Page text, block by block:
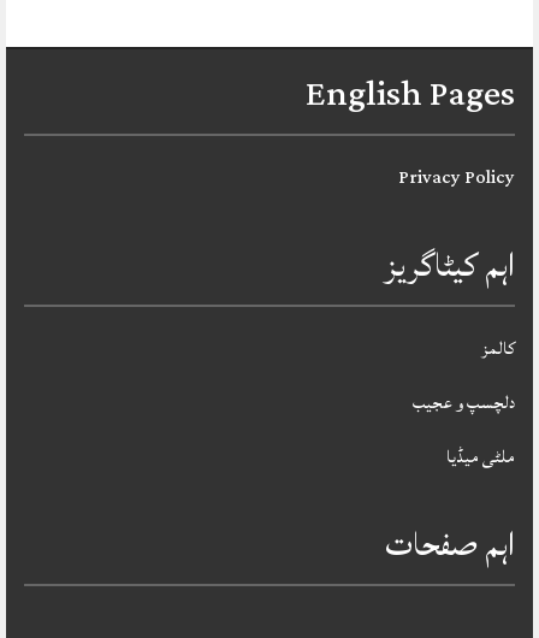
English Pages
Privacy Policy
اہم کیٹاگریز
کالمز
دلچسپ و عجیب
ملٹی میڈیا
اہم صفحات